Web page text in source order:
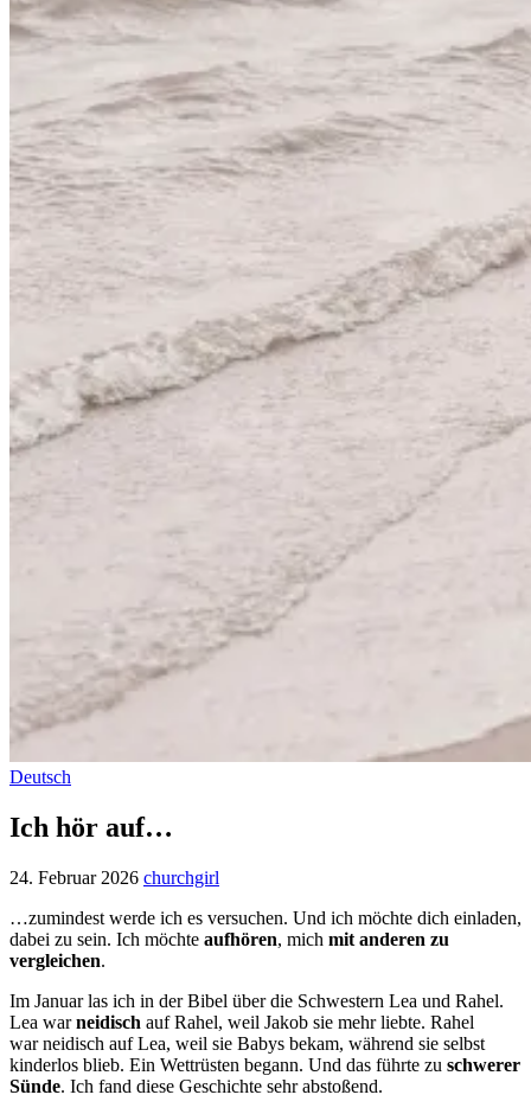
Deutsch
Ich hör auf…
24. Februar 2026 churchgirl
…zumindest werde ich es versuchen. Und ich möchte dich einladen,
dabei zu sein. Ich möchte aufhören, mich mit anderen zu
vergleichen.
Im Januar las ich in der Bibel über die Schwestern Lea und Rahel.
Lea warneidisch auf Rahel, weil Jakob sie mehr liebte. Rahel
war neidisch auf Lea, weil sie Babys bekam, während sie selbst
kinderlos blieb. Ein Wettrüsten begann. Und das führte zu schwerer
Sünde. Ich fand diese Geschichte sehr abstoßend.